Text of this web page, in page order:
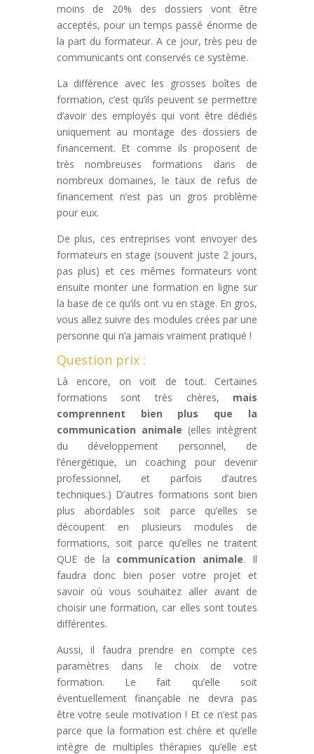
moins de 20% des dossiers vont être
acceptés, pour un temps passé énorme de
la part du formateur. A ce jour, très peu de
communicants ont conservés ce système.
La différence avec les grosses boîtes de
formation, c’est qu’ils peuvent se permettre
d’avoir des employés qui vont être dédiés
uniquement au montage des dossiers de
financement. Et comme ils proposent de
très nombreuses formations dans de
nombreux domaines, le taux de refus de
financement n’est pas un gros problème
pour eux.
De plus, ces entreprises vont envoyer des
formateurs en stage (souvent juste 2 jours,
pas plus) et ces mêmes formateurs vont
ensuite monter une formation en ligne sur
la base de ce qu’ils ont vu en stage. En gros,
vous allez suivre des modules crées par une
personne qui n’a jamais vraiment pratiqué !
Question prix :
Là encore, on voit de tout. Certaines
formations sont très chères, mais
comprennent bien plus que la
communication animale (elles intègrent
du développement personnel, de
l’énergétique, un coaching pour devenir
professionnel, et parfois d’autres
techniques.) D’autres formations sont bien
plus abordables soit parce qu’elles se
découpent en plusieurs modules de
formations, soit parce qu’elles ne traitent
QUE de la communication animale. Il
faudra donc bien poser votre projet et
savoir où vous souhaitez aller avant de
choisir une formation, car elles sont toutes
différentes.
Aussi, il faudra prendre en compte ces
paramètres dans le choix de votre
formation. Le fait qu’elle soit
éventuellement finançable ne devra pas
être votre seule motivation ! Et ce n’est pas
parce que la formation est chère et qu’elle
intègre de multiples thérapies qu’elle est